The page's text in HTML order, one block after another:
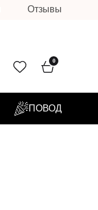
Отзывы
0
ПОВОД